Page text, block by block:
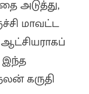
அடுத்து,
மாவட்ட
கருதி